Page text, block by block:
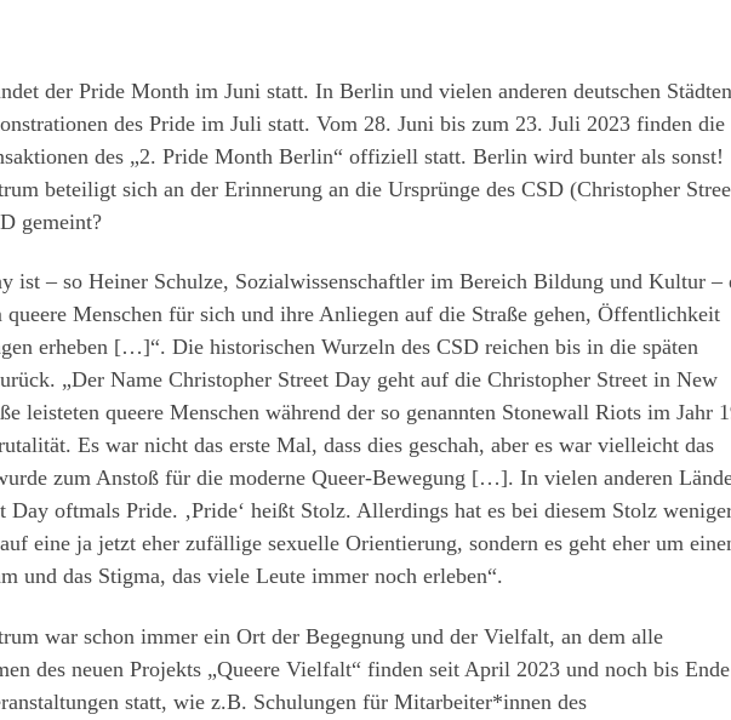
der Pride Month im Juni statt. In Berlin und vielen anderen deutschen Städten
des Pride im Juli statt. Vom 28. Juni bis zum 23. Juli 2023 finden die
des „2. Pride Month Berlin“ offiziell statt. Berlin wird bunter als sonst!
beteiligt sich an der Erinnerung an die Ursprünge des CSD (Christopher
gemeint?
ist – so Heiner Schulze, Sozialwissenschaftler im Bereich Bildung und Kultur –
queere Menschen für sich und ihre Anliegen auf die Straße gehen, Öffentlichkeit
erheben […]“. Die historischen Wurzeln des CSD reichen bis in die späten
„Der Name Christopher Street Day geht auf die Christopher Street in New
leisteten queere Menschen während der so genannten Stonewall Riots im Jahr
Es war nicht das erste Mal, dass dies geschah, aber es war vielleicht das
zum Anstoß für die moderne Queer-Bewegung […]. In vielen anderen
Day oftmals Pride. ‚Pride‘ heißt Stolz. Allerdings hat es bei diesem Stolz
eine ja jetzt eher zufällige sexuelle Orientierung, sondern es geht eher um
und das Stigma, das viele Leute immer noch erleben“.
war schon immer ein Ort der Begegnung und der Vielfalt, an dem alle
des neuen Projekts „Queere Vielfalt“ finden seit April 2023 und noch bis Ende
statt, wie z.B. Schulungen für Mitarbeiter*innen des